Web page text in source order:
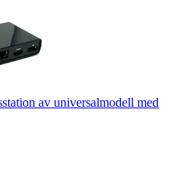
av universalmodell med